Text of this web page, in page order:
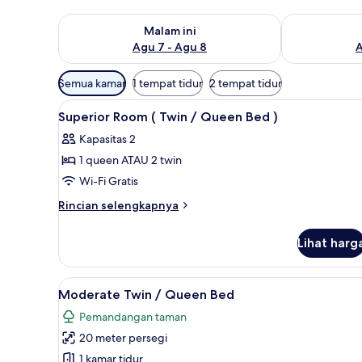
Malam ini
Agu 7 - Agu 8
Periksa ketersediaan untuk malam ini Agu 7 - Agu 8
Periksa
Filter
tersedia
untuk
kamar
Semua kamar 1 tempat tidur 2 tempat tidur
Lihat
semua
foto
untuk
Superior
Room
/
Queen
Bed
Brankas, meja kerja, ruang
2
Superior Room ( Twin / Queen Bed )
Kapasitas 2
1 queen ATAU 2 twin
Wi-Fi Gratis
Rincian selengkapnya
Rincian
Superior
Room
(
Twin
Queen
Bed
Lihat
Lihat
semua
foto
untuk
Moderate Twin / Queen Bed
2
Moderate Twin / Queen Bed
Pemandangan taman
20 meter persegi
1 kamar tidur